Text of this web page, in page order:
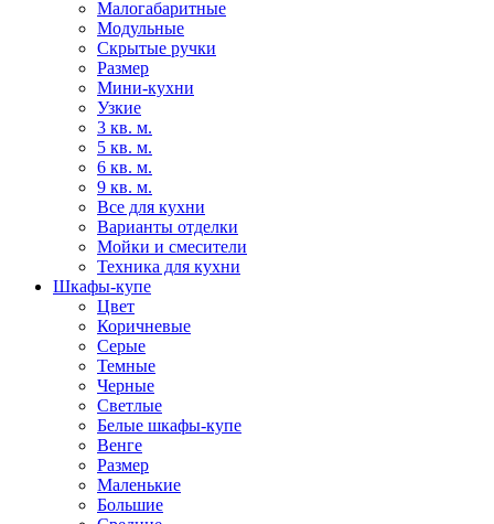
Малогабаритные
Модульные
Скрытые ручки
Размер
Мини-кухни
Узкие
3 кв. м.
5 кв. м.
6 кв. м.
9 кв. м.
Все для кухни
Варианты отделки
Мойки и смесители
Техника для кухни
Шкафы-купе
Цвет
Коричневые
Серые
Темные
Черные
Светлые
Белые шкафы-купе
Венге
Размер
Маленькие
Большие